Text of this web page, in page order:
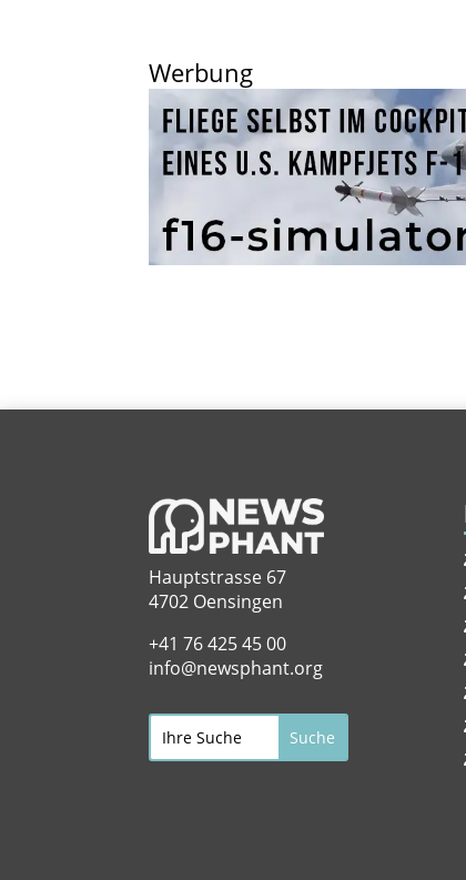
Werbung
Hauptstrasse 67
4702 Oensingen
+41 76 425 45 00
info@newsphant.org